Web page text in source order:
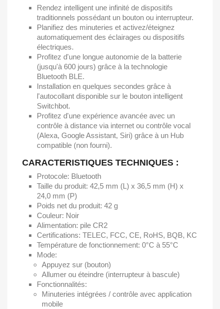
Rendez intelligent une infinité de dispositifs
traditionnels possédant un bouton ou interrupteur.
Planifiez des minuteries et activez/éteignez
automatiquement des éclairages ou dispositifs
électriques.
Profitez d'une longue autonomie de la batterie
(jusqu'à 600 jours) grâce à la technologie
Bluetooth BLE.
Installation en quelques secondes grâce à
l'autocollant disponible sur le bouton intelligent
Switchbot.
Profitez d'une expérience avancée avec un
contrôle à distance via internet ou contrôle vocal
(Alexa, Google Assistant, Siri) grâce à un Hub
compatible (non fourni).
CARACTERISTIQUES TECHNIQUES :
Protocole: Bluetooth
Taille du produit: 42,5 mm (L) x 36,5 mm (H) x
24,0 mm (P)
Poids net du produit: 42 g
Couleur: Noir
Alimentation: pile CR2
Certifications: TELEC, FCC, CE, RoHS, BQB, KC
Température de fonctionnement: 0°C à 55°C
Mode:
Appuyez sur (bouton)
Allumer ou éteindre (interrupteur à bascule)
Fonctionnalités:
Minuteries intégrées / contrôle avec application
mobile